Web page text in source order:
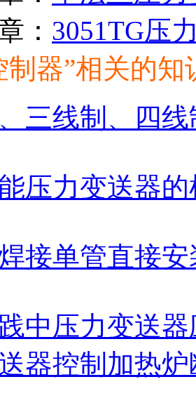
： 3051TG压
制器”相关的
三线制、四
压力变送器
接单管直接
中压力变送
器控制加热